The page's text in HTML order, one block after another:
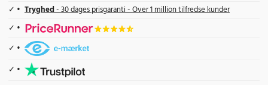
Tryghed- 30 dages prisgaranti - Over 1 million tilfredse kunder